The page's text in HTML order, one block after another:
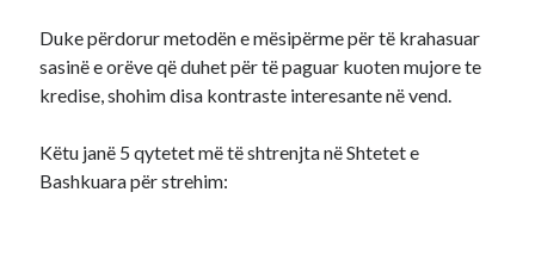
Duke përdorur metodën e mësipërme për të krahasuar
sasinë e orëve që duhet për të paguar kuoten mujore te
kredise, shohim disa kontraste interesante në vend.
Këtu janë 5 qytetet më të shtrenjta në Shtetet e
Bashkuara për strehim: